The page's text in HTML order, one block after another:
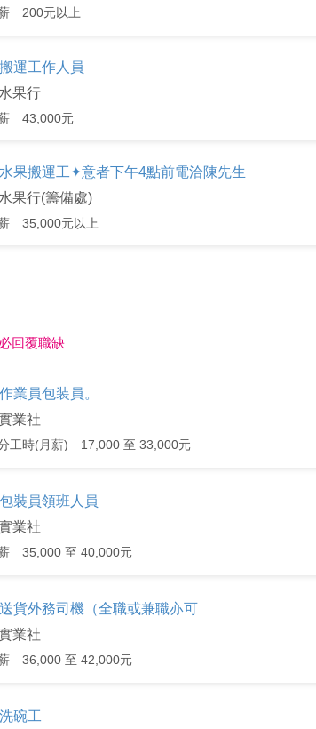
200元以上
搬運工作人員
果行
43,000元
水果搬運工✦意者下午4點前電洽陳先生
果行(籌備處)
35,000元以上
回覆職缺
作業員包装員。
業社
工時(月薪) 17,000 至 33,000元
包裝員領班人員
業社
35,000 至 40,000元
送貨外務司機（全職或兼職亦可
業社
36,000 至 42,000元
洗碗工